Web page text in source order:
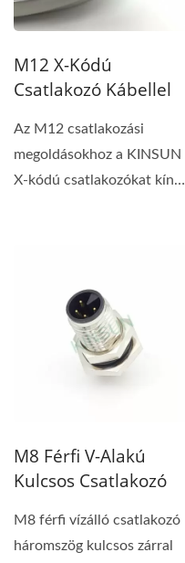
M12 X-Kódú
Csatlakozó Kábellel
Az M12 csatlakozási
megoldásokhoz a KINSUN
X-kódú csatlakozókat kínál
M8 Férfi V-Alakú
Kulcsos Csatlakozó
M8 férfi vízálló csatlakozó
háromszög kulcsos zárral